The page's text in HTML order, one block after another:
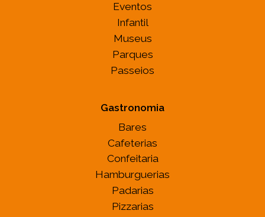
Eventos
Infantil
Museus
Parques
Passeios
Gastronomia
Bares
Cafeterias
Confeitaria
Hamburguerias
Padarias
Pizzarias